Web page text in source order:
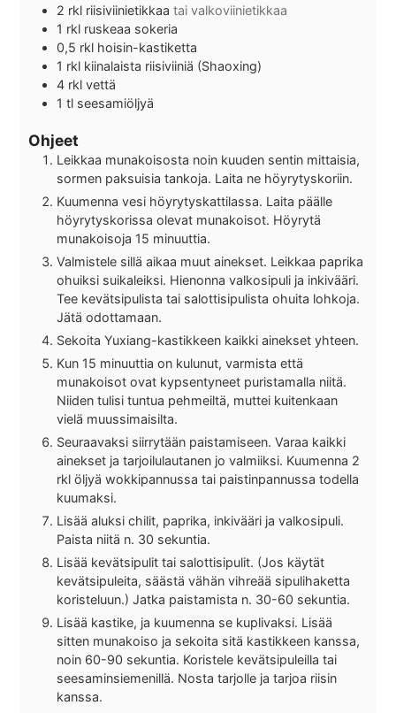
2 rkl riisiviinietikkaa tai valkoviinietikkaa
1 rkl ruskeaa sokeria
0,5 rkl hoisin-kastiketta
1 rkl kiinalaista riisiviiniä (Shaoxing)
4 rkl vettä
1 tl seesamiöljyä
Ohjeet
Leikkaa munakoisosta noin kuuden sentin mittaisia,
sormen paksuisia tankoja. Laita ne höyrytyskoriin.
Kuumenna vesi höyrytyskattilassa. Laita päälle
höyrytyskorissa olevat munakoisot. Höyrytä
munakoisoja 15 minuuttia.
Valmistele sillä aikaa muut ainekset. Leikkaa paprika
ohuiksi suikaleiksi. Hienonna valkosipuli ja inkivääri.
Tee kevätsipulista tai salottisipulista ohuita lohkoja.
Jätä odottamaan.
Sekoita Yuxiang-kastikkeen kaikki ainekset yhteen.
Kun 15 minuuttia on kulunut, varmista että
munakoisot ovat kypsentyneet puristamalla niitä.
Niiden tulisi tuntua pehmeiltä, muttei kuitenkaan
vielä muussimaisilta.
Seuraavaksi siirrytään paistamiseen. Varaa kaikki
ainekset ja tarjoilulautanen jo valmiiksi. Kuumenna 2
rkl öljyä wokkipannussa tai paistinpannussa todella
kuumaksi.
Lisää aluksi chilit, paprika, inkivääri ja valkosipuli.
Paista niitä n. 30 sekuntia.
Lisää kevätsipulit tai salottisipulit. (Jos käytät
kevätsipuleita, säästä vähän vihreää sipulihaketta
koristeluun.) Jatka paistamista n. 30-60 sekuntia.
Lisää kastike, ja kuumenna se kuplivaksi. Lisää
sitten munakoiso ja sekoita sitä kastikkeen kanssa,
noin 60-90 sekuntia. Koristele kevätsipuleilla tai
seesaminsiemenillä. Nosta tarjolle ja tarjoa riisin
kanssa.